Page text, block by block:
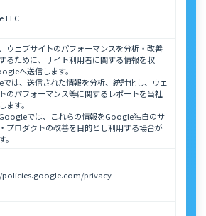
LLC
ウェブサイトのパフォーマンスを分析・改善
るために、サイト利用者に関する情報を収
へ送信します。
は、送信された情報を分析、統計化し、ウェ
のパフォーマンス等に関するレポートを当社
ます。
では、これらの情報をGoogle独自のサ
プロダクトの改善を目的とし利用する場合が
。
policies.google.com/privacy